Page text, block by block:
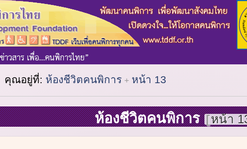
คุณอยู่ที่: ห้องชีวิตคนพิการ หน้า 13
ห้องชีวิตคนพิการ หน้า